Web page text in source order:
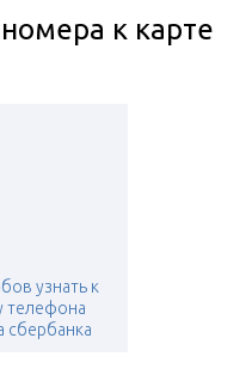
к карте
узнать к
телефона
сбербанка